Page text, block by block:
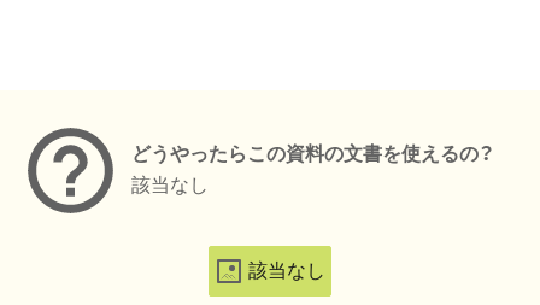
どうやったらこの資料の文書を使えるの？
該当なし
該当なし